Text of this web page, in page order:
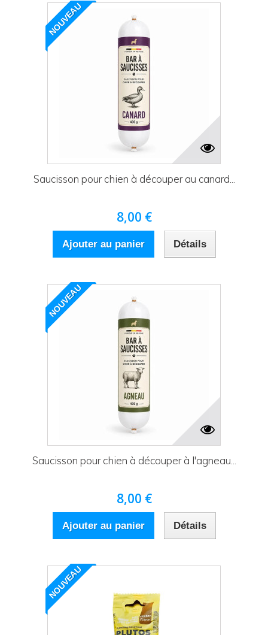
NOUVEAU
Saucisson pour chien à découper au canard...
8,00 €
Ajouter au panier Détails
NOUVEAU
Saucisson pour chien à découper à l'agneau...
8,00 €
Ajouter au panier Détails
NOUVEAU